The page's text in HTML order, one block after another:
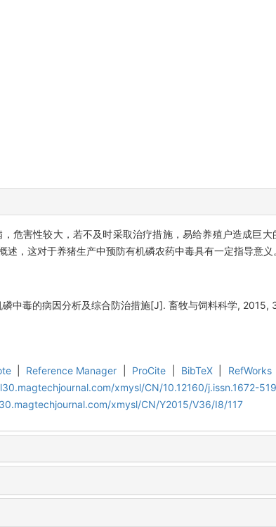
危害性较大，若不及时采取治疗措施，易给养殖户造成巨
，这对于养猪生产中预防有机磷农药中毒具有一定指导意义
中毒的病因分析及综合防治措施[J]. 畜牧与饲料科学, 2015,
Reference Manager ProCite BibTeX
RefWorks
xmysl/CN/10.12160/j.issn.1672-
xmysl/CN/Y2015/V36/I8/117